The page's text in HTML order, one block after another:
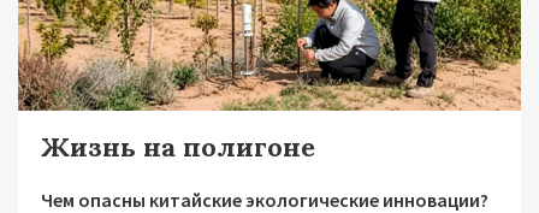
Жизнь на полигоне
Чем опасны китайские экологические инновации?